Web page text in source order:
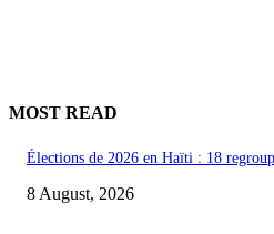
MOST READ
Élections de 2026 en Haïti : 18
8 August, 2026